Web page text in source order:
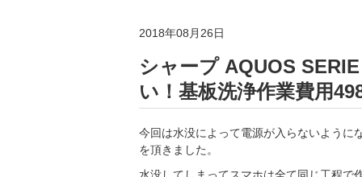
2018年08月26日
シャープ AQUOS
い！基板洗浄作業費用
今回は水没によって電源が入らないように
を頂きました。